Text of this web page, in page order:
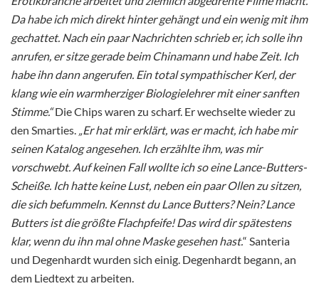
Da habe ich mich direkt hinter gehängt und ein wenig mit ihm
gechattet. Nach ein paar Nachrichten schrieb er, ich solle ihn
anrufen, er sitze gerade beim Chinamann und habe Zeit. Ich
habe ihn dann angerufen. Ein total sympathischer Kerl, der
klang wie ein warmherziger Biologielehrer mit einer sanften
Stimme.“Die Chips waren zu scharf. Er wechselte wieder zu
den Smarties. „Er hat mir erklärt, was er macht, ich habe mir
seinen Katalog angesehen. Ich erzählte ihm, was mir
vorschwebt. Auf keinen Fall wollte ich so eine Lance-Butters-
Scheiße. Ich hatte keine Lust, neben ein paar Ollen zu sitzen,
die sich befummeln. Kennst du Lance Butters? Nein? Lance
Butters ist die größte Flachpfeife! Das wird dir spätestens
klar, wenn du ihn mal ohne Maske gesehen hast.“ Santeria
und Degenhardt wurden sich einig. Degenhardt begann, an
dem Liedtext zu arbeiten.